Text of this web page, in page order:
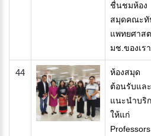
ชื่นชมห้อง
สมุดคณะทั
แพทยศาส
มช.ของเรา
44
​ห้องสมุด
ต้อนรับและ
แนะนำบริ
ให้แก่
Professors